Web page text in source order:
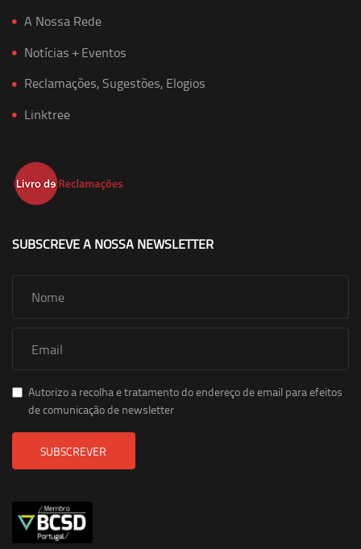
A Nossa Rede
Notícias + Eventos
Reclamações, Sugestões, Elogios
Linktree
SUBSCREVE A NOSSA NEWSLETTER
Autorizo a recolha e tratamento do endereço de email para efeitos
de comunicação de newsletter
SUBSCREVER